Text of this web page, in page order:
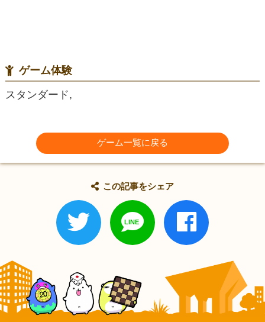
ゲーム体験
スタンダード,
ゲーム一覧に戻る
この記事をシェア